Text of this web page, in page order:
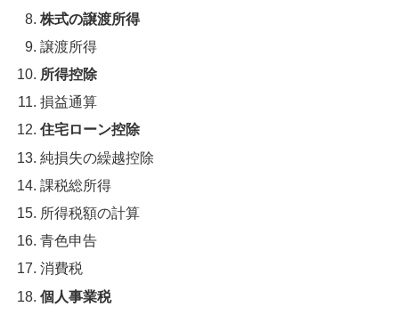
株式の譲渡所得
譲渡所得
所得控除
損益通算
住宅ローン控除
純損失の繰越控除
課税総所得
所得税額の計算
青色申告
消費税
個人事業税